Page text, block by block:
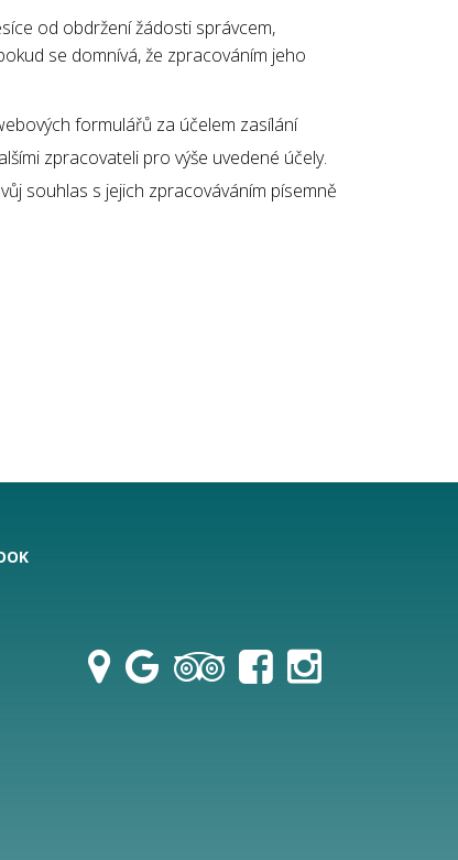
od obdržení žádosti správcem,
se domnívá, že zpracováním jeho
formulářů za účelem zasílání
zpracovateli pro výše uvedené účely.
souhlas s jejich zpracováváním písemně